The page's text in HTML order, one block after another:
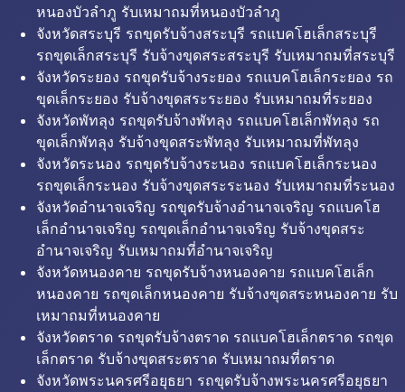
หนองบัวลำภู รับเหมาถมที่หนองบัวลำภู
จังหวัดสระบุรี รถขุดรับจ้างสระบุรี รถแบคโฮเล็กสระบุรี
รถขุดเล็กสระบุรี รับจ้างขุดสระสระบุรี รับเหมาถมที่สระบุรี
จังหวัดระยอง รถขุดรับจ้างระยอง รถแบคโฮเล็กระยอง รถ
ขุดเล็กระยอง รับจ้างขุดสระระยอง รับเหมาถมที่ระยอง
จังหวัดพัทลุง รถขุดรับจ้างพัทลุง รถแบคโฮเล็กพัทลุง รถ
ขุดเล็กพัทลุง รับจ้างขุดสระพัทลุง รับเหมาถมที่พัทลุง
จังหวัดระนอง รถขุดรับจ้างระนอง รถแบคโฮเล็กระนอง
รถขุดเล็กระนอง รับจ้างขุดสระระนอง รับเหมาถมที่ระนอง
จังหวัดอำนาจเจริญ รถขุดรับจ้างอำนาจเจริญ รถแบคโฮ
เล็กอำนาจเจริญ รถขุดเล็กอำนาจเจริญ รับจ้างขุดสระ
อำนาจเจริญ รับเหมาถมที่อำนาจเจริญ
จังหวัดหนองคาย รถขุดรับจ้างหนองคาย รถแบคโฮเล็ก
หนองคาย รถขุดเล็กหนองคาย รับจ้างขุดสระหนองคาย รับ
เหมาถมที่หนองคาย
จังหวัดตราด รถขุดรับจ้างตราด รถแบคโฮเล็กตราด รถขุด
เล็กตราด รับจ้างขุดสระตราด รับเหมาถมที่ตราด
จังหวัดพระนครศรีอยุธยา รถขุดรับจ้างพระนครศรีอยุธยา